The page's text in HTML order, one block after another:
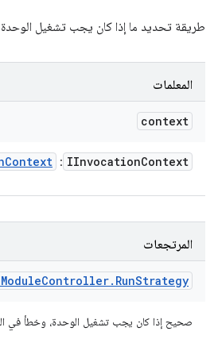
طريقة تحديد ما إذا كان يجب تشغيل الوحدة
المعلمات
context
IInvocationContext
:
Context
المرتجعات
Controller. RunStrategy
صحيح إذا كان يجب تشغيل الوحدة، وخطأ في